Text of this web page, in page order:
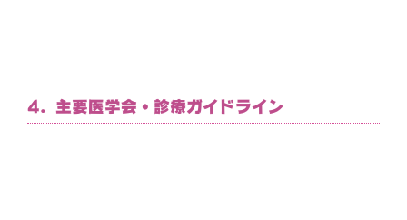
4. 主要医学会・診療ガイドライン